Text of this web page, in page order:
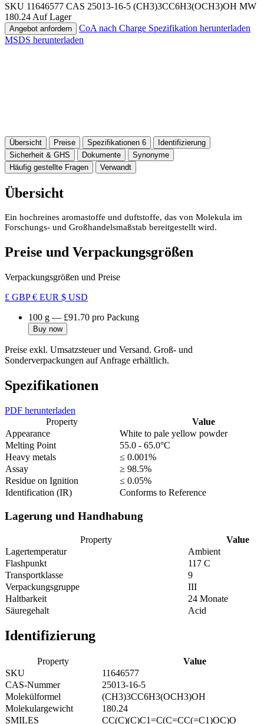
SKU 11646577 CAS 25013-16-5 (CH3)3CC6H3(OCH3)OH MW
180.24 Auf Lager
Angebot anfordern CoA nach Charge Spezifikation herunterladen
MSDS herunterladen
Übersicht Preise Spezifikationen 6
Identifizierung
Sicherheit & GHS
Dokumente
Synonyme
Häufig gestellte Fragen
Verwandt
Übersicht
Ein hochreines aromastoffe und duftstoffe, das von Molekula im
Forschungs- und Großhandelsmaßstab bereitgestellt wird.
Preise und Verpackungsgrößen
Verpackungsgrößen und Preise
£ GBP€ EUR $ USD
100 g — £91.70 pro Packung
Buy now
Preise exkl. Umsatzsteuer und Versand. Groß- und
Sonderverpackungen auf Anfrage erhältlich.
Spezifikationen
PDF herunterladen
Property
Value
Appearance
White to pale yellow powder
Melting Point
55.0 - 65.0°C
Heavy metals
≤ 0.001%
Assay
≥ 98.5%
Residue on Ignition
≤ 0.05%
Identification (IR)
Conforms to Reference
Lagerung und Handhabung
Property
Value
Lagertemperatur
Ambient
Flashpunkt
117 C
Transportklasse
9
Verpackungsgruppe
III
Haltbarkeit
24 Monate
Säuregehalt
Acid
Identifizierung
Property
Value
SKU
11646577
CAS-Nummer
25013-16-5
Molekülformel
(CH3)3CC6H3(OCH3)OH
Molekulargewicht
180.24
SMILES
CC(C)(C)C1=C(C=CC(=C1)OC)O